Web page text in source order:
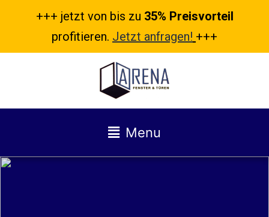
+++ jetzt von bis zu 35% Preisvorteil
profitieren. Jetzt anfragen! +++
Menu